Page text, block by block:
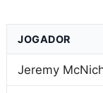
JOGADOR
Jeremy